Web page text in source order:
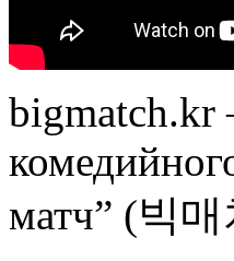
bigmatch.kr
матч” (빅